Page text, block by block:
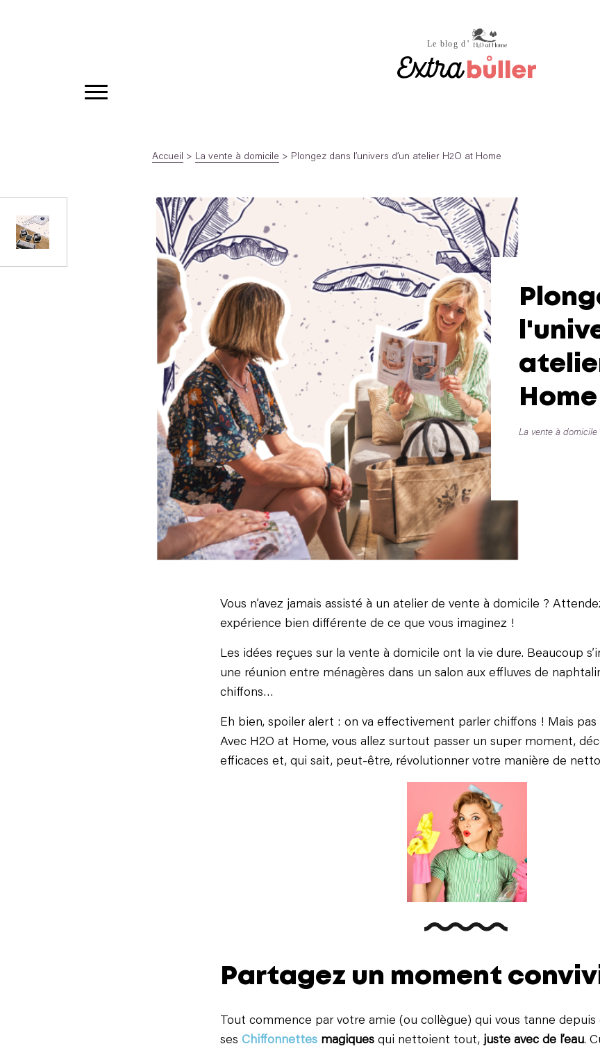
Accueil > La vente à domicile > Plongez dans l’univers d’un atelier H2O at Home
Home
La vente à domicile
Vous n’avez jamais assisté à un atelier de vente à domicile ?
expérience bien différente de ce que vous imaginez !
Les idées reçues sur la vente à domicile ont la vie dure. Beaucoup
une réunion entre ménagères dans un salon aux effluves de
chiffons…
Eh bien, spoiler alert : on va effectivement parler chiffons ! Mais pas
Avec H2O at Home, vous allez surtout passer un super moment,
efficaces et, qui sait, peut-être, révolutionner votre manière de
Partagez un moment
Tout commence par votre amie (ou collègue) qui vous tanne depuis
ses Chiffonnettes magiques qui nettoient tout, juste avec de l’eau.